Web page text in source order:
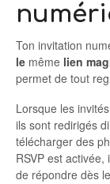
Ton invitation
le même lien
permet de tout
Lorsque les
ils sont redirigés
télécharger des
RSVP est
de répondre dès